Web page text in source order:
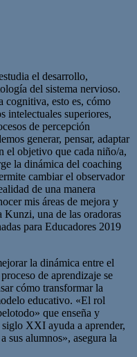
el desarrollo,
del sistema nervioso.
cognitiva, esto es, cómo
intelectuales superiores,
de percepción
generar, pensar, adaptar
el objetivo que cada niño/a,
la dinámica del coaching
cambiar el observador
de una manera
mis áreas de mejora y
Kunzi, una de las oradoras
para Educadores 2019
la dinámica entre el
de aprendizaje se
cómo transformar la
educativo. «El rol
que enseña y
XXI ayuda a aprender,
sus alumnos», asegura la